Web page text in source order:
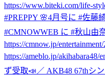
https://www.biteki.com/life-
#PREPPY 🌸4月号に #佐
#CMNOWWEB に #秋山由
https://cmnow.jp/
https://ameblo.jp/akihabara48/
ず受取📣／ AKB48 67thシ